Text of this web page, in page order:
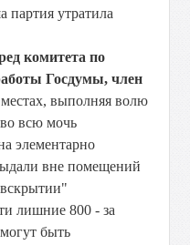
партия утратила
комитета по
Госдумы, член
выполняя волю
всю мочь
элементарно
вне помещений
лишние 800 - за
быть